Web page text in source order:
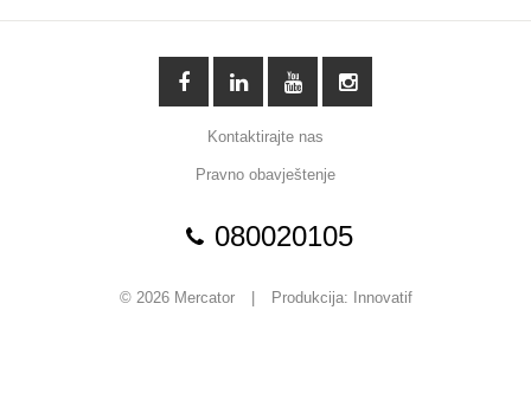
Kontaktirajte nas
Pravno obavještenje
080020105
© 2026 Mercator | Produkcija: Innovatif